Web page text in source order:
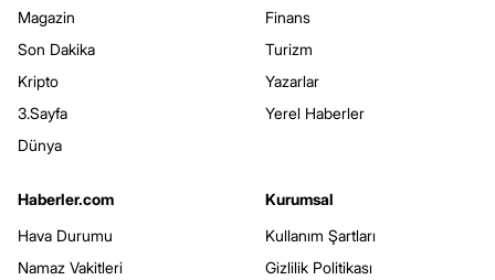
Magazin
Son Dakika
Kripto
3.Sayfa
Dünya
Finans
Turizm
Yazarlar
Yerel Haberler
Haberler.com
Hava Durumu
Namaz Vakitleri
Kurumsal
Kullanım Şartları
Gizlilik Politikası